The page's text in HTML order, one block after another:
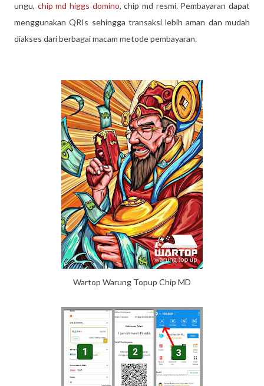
ungu, chip md higgs domino, chip md resmi. Pembayaran dapat
menggunakan QRIs sehingga transaksi lebih aman dan mudah
diakses dari berbagai macam metode pembayaran.
Wartop Warung Topup Chip MD